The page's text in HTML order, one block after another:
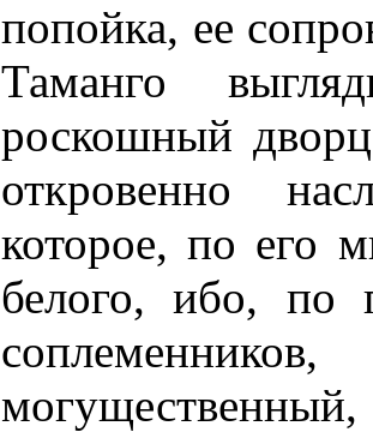
попойка, ее
Таманго
роскошный
откровенно
которое, по его
белого, ибо, по